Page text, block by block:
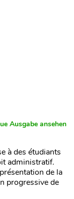
Ausgabe ansehen
à des étudiants
administratif.
de la
progressive de